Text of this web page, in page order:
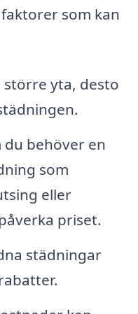
som kan
större yta, desto
du behöver en
som
eller
priset.
städningar